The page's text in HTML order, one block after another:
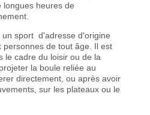
longues heures de
un sport d'adresse d'origine
personnes de tout âge. Il est
le cadre du loisir ou de la
la boule reliée au
directement, ou après avoir
sur les plateaux ou le